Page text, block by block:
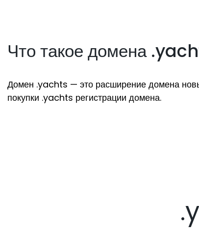
Что такое домена
Домен .yachts — это расширение домена
покупки .yachts регистрации домена.